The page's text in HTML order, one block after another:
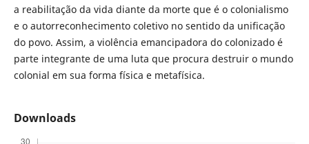
a reabilitação da vida diante da morte que é o colonialismo
e o autorreconhecimento coletivo no sentido da unificação
do povo. Assim, a violência emancipadora do colonizado é
parte integrante de uma luta que procura destruir o mundo
colonial em sua forma física e metafísica.
Downloads